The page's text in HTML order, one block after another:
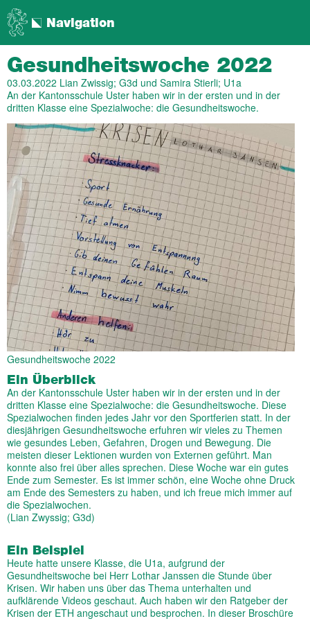
Navigation
Gesundheitswoche 2022
03.03.2022 Lian Zwissig; G3d und Samira Stierli; U1a
An der Kantonsschule Uster haben wir in der ersten und in der
dritten Klasse eine Spezialwoche: die Gesundheitswoche.
Gesundheitswoche 2022
Ein Überblick
An der Kantonsschule Uster haben wir in der ersten und in der
dritten Klasse eine Spezialwoche: die Gesundheitswoche. Diese
Spezialwochen finden jedes Jahr vor den Sportferien statt. In der
diesjährigen Gesundheitswoche erfuhren wir vieles zu Themen
wie gesundes Leben, Gefahren, Drogen und Bewegung. Die
meisten dieser Lektionen wurden von Externen geführt. Man
konnte also frei über alles sprechen. Diese Woche war ein gutes
Ende zum Semester. Es ist immer schön, eine Woche ohne Druck
am Ende des Semesters zu haben, und ich freue mich immer auf
die Spezialwochen.
(Lian Zwyssig; G3d)
Ein Beispiel
Heute hatte unsere Klasse, die U1a, aufgrund der
Gesundheitswoche bei Herr Lothar Janssen die Stunde über
Krisen. Wir haben uns über das Thema unterhalten und
aufklärende Videos geschaut. Auch haben wir den Ratgeber der
Krisen der ETH angeschaut und besprochen. In dieser Broschüre